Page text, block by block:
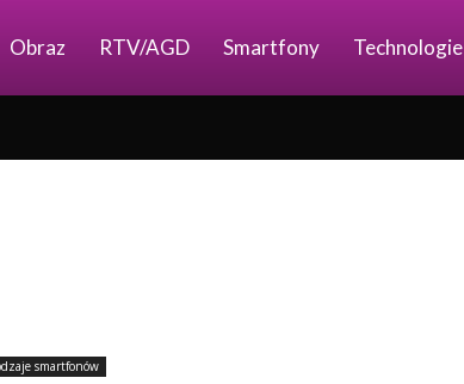
Obraz RTV/AGD Smartfony Technologie
smartfonów